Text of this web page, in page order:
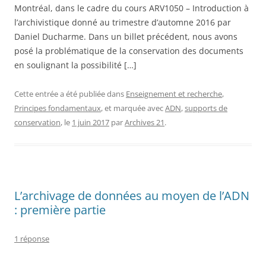
Montréal, dans le cadre du cours ARV1050 – Introduction à
l’archivistique donné au trimestre d’automne 2016 par
Daniel Ducharme. Dans un billet précédent, nous avons
posé la problématique de la conservation des documents
en soulignant la possibilité […]
Cette entrée a été publiée dans Enseignement et recherche,
Principes fondamentaux, et marquée avecADN,supports de
conservation, le 1 juin 2017 parArchives 21.
L’archivage de données au moyen de l’ADN
: première partie
1 réponse